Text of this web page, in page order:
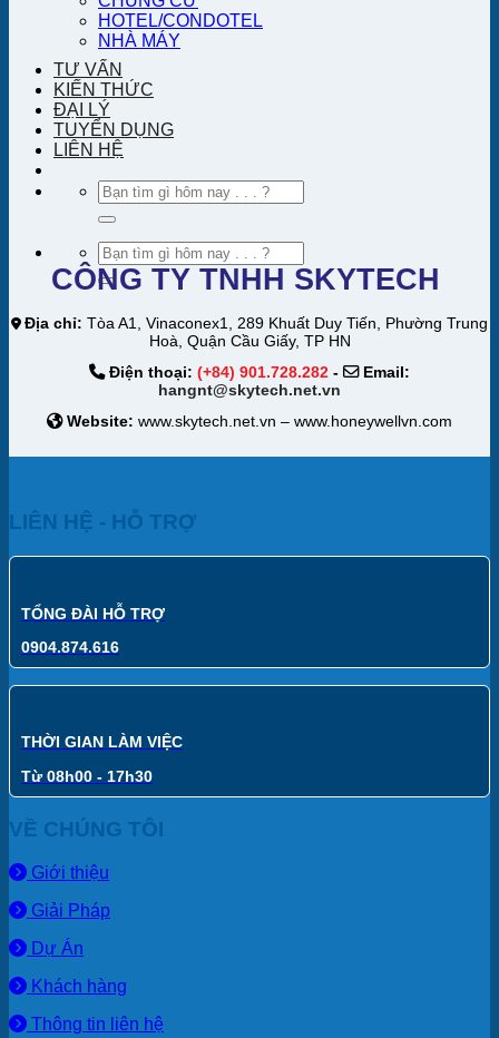
HOTEL/CONDOTEL
NHÀ MÁY
TƯ VẤN
KIẾN THỨC
ĐẠI LÝ
TUYỂN DỤNG
LIÊN HỆ
Tìm
kiếm:
Tìm
kiếm:
CÔNG TY TNHH SKYTECH
Địa chỉ: Tòa A1, Vinaconex1, 289 Khuất Duy Tiến, Phường Trung
Hoà, Quận Cầu Giấy, TP HN
Điện thoại: (+84) 901.728.282 -
Email:
hangnt@skytech.net.vn
Website: www.skytech.net.vn – www.honeywellvn.com
LIÊN HỆ - HỖ TRỢ
TỔNG ĐÀI HỖ TRỢ
0904.874.616
THỜI GIAN LÀM VIỆC
Từ 08h00 - 17h30
VỀ CHÚNG TÔI
Giới thiệu
Giải Pháp
Dự Án
Khách hàng
Thông tin liên hệ